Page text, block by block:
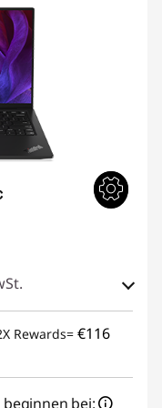
Rewards= €116
bei: